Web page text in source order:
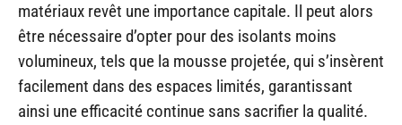
matériaux revêt une importance capitale. Il peut alors
être nécessaire d’opter pour des isolants moins
volumineux, tels que la mousse projetée, qui s’insèrent
facilement dans des espaces limités, garantissant
ainsi une efficacité continue sans sacrifier la qualité.